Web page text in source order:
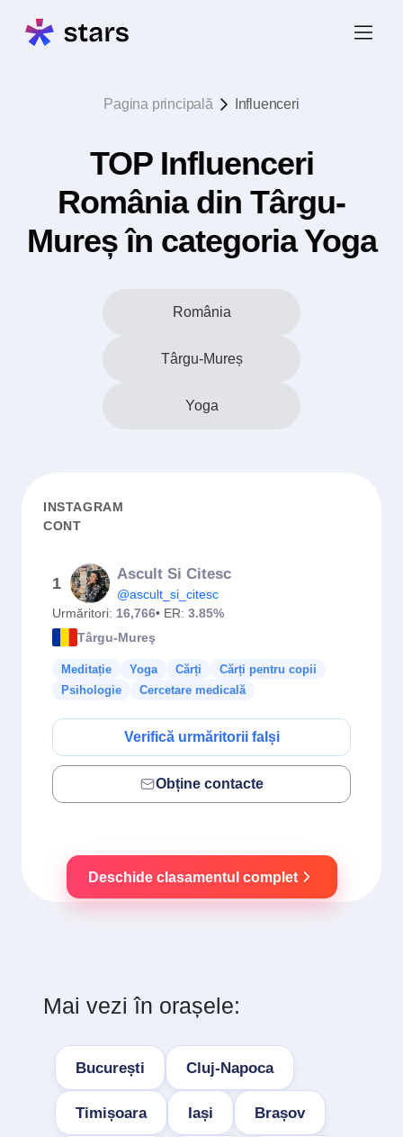
Pagina principală Influenceri
TOP Influenceri
România din Târgu-
Mureș în categoria Yoga
România
Târgu-Mureș
Yoga
INSTAGRAM
CONT
1
Ascult Si Citesc
@ascult_si_citesc
Urmăritori: 16,766• ER: 3.85%
Târgu-Mureş
Meditație Yoga Cărți
Cărți pentru copii
Psihologie
Cercetare medicală
Verifică urmăritorii falși
Obține contacte
Deschide clasamentul complet
Mai vezi în orașele:
București Cluj-Napoca
Timișoara Iași Brașov